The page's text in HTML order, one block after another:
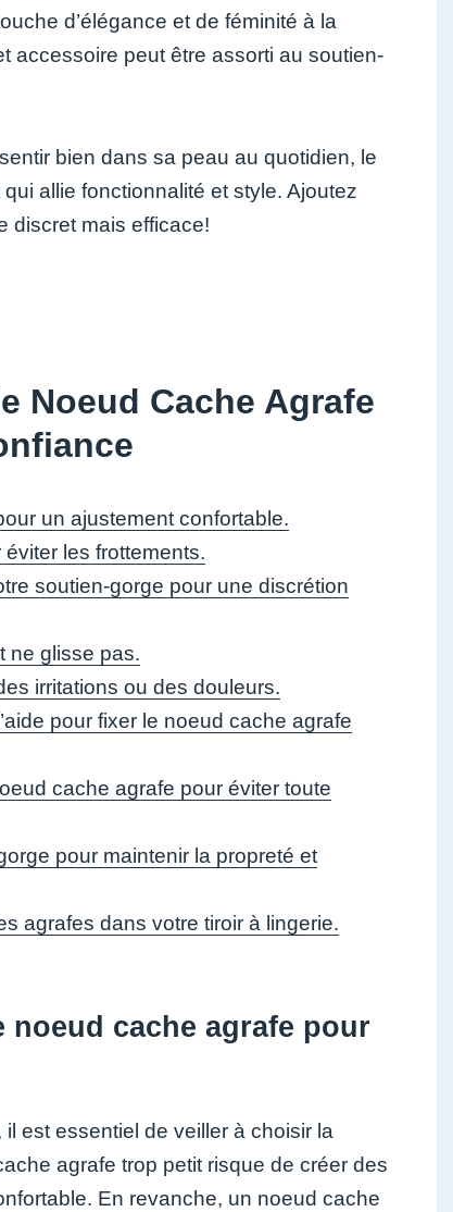
d’élégance et de féminité à la
accessoire peut être assorti au soutien-
bien dans sa peau au quotidien, le
allie fonctionnalité et style. Ajoutez
discret mais efficace!
Noeud Cache Agrafe
un ajustement confortable.
les frottements.
soutien-gorge pour une discrétion
ne glisse pas.
irritations ou des douleurs.
pour fixer le noeud cache agrafe
cache agrafe pour éviter toute
pour maintenir la propreté et
agrafes dans votre tiroir à lingerie.
cache agrafe pour
est essentiel de veiller à choisir la
agrafe trop petit risque de créer des
En revanche, un noeud cache